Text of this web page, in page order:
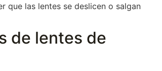
que las lentes se deslicen o salgan
de lentes de